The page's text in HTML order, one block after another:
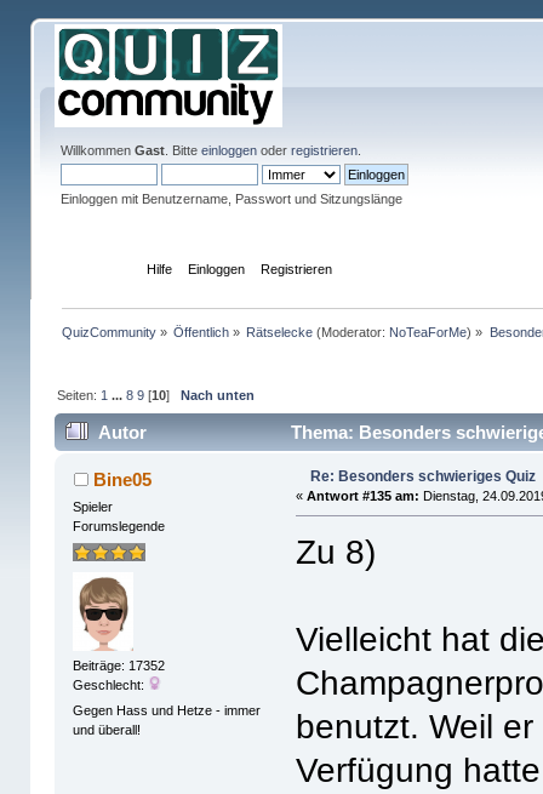
Willkommen Gast. Bitte einloggenoder registrieren.
Einloggen mit Benutzername, Passwort und Sitzungslänge
Hilfe Einloggen Registrieren
QuizCommunity» Öffentlich » Rätselecke (Moderator: NoTeaForMe) »
Seiten: 1 ... 8 9[10] Nach unten
Autor Thema: Besonders
Bine05
Spieler
Forumslegende
Beiträge: 17352
Geschlecht:
Gegen Hass und Hetze - immer
und überall!
Re: Besonders schwieriges Quiz
«Antwort #135 am: Dienstag,
Zu 8)
Vielleicht hat
benutzt. Weil
Verfügung